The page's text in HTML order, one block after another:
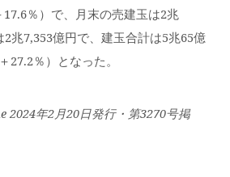
％）で、月末の売建玉は2兆
2兆7,353億円で、建玉合計は5兆65億
27.2％）となった。
2024年2月20日発行・第3270号掲